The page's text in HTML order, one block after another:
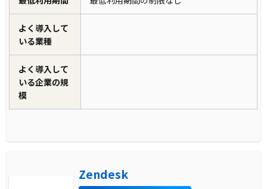
よく導入して
いる業種
よく導入して
いる企業の規
模
Zendesk